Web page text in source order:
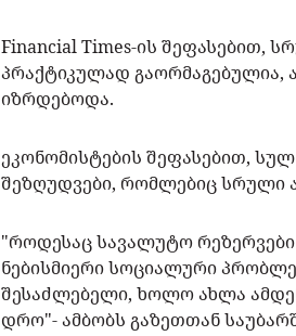
Financial Times-ის შეფასებით,
პრაქტიკულად გაორმაგებულია,
იზრდებოდა.
ეკონომისტების შეფასებით,
შეზღუდვები, რომლებიც სრული
"როდესაც სავალუტო
ნებისმიერი სოციალური
შესაძლებელი, ხოლო ახლა
დრო"- ამბობს გაზეთთან